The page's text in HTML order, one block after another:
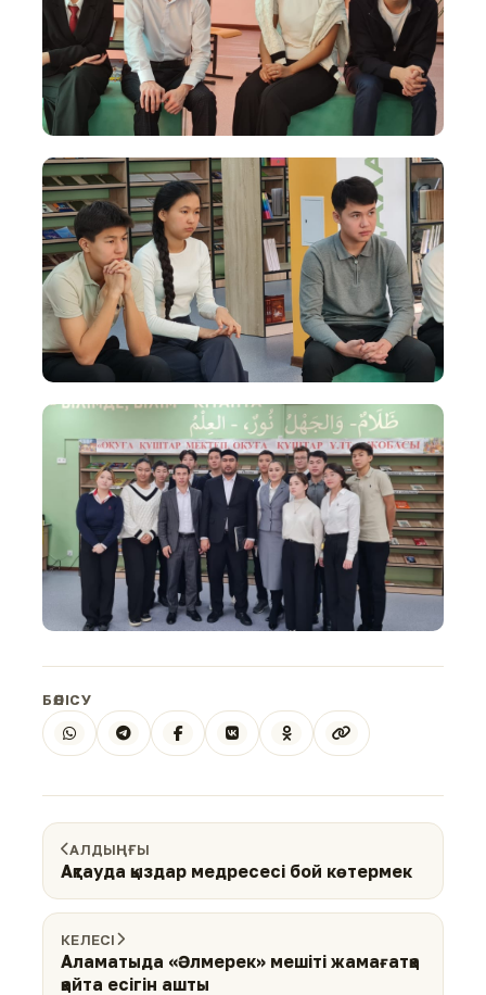
БӨЛІСУ
АЛДЫҢҒЫ
Ақтауда қыздар медресесі бой көтермек
КЕЛЕСІ
Аламатыда «Әлмерек» мешіті жамағатқа
қайта есігін ашты